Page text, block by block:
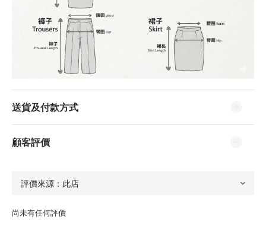
送貨及付款方式
顧客評價
尚未有任何評價